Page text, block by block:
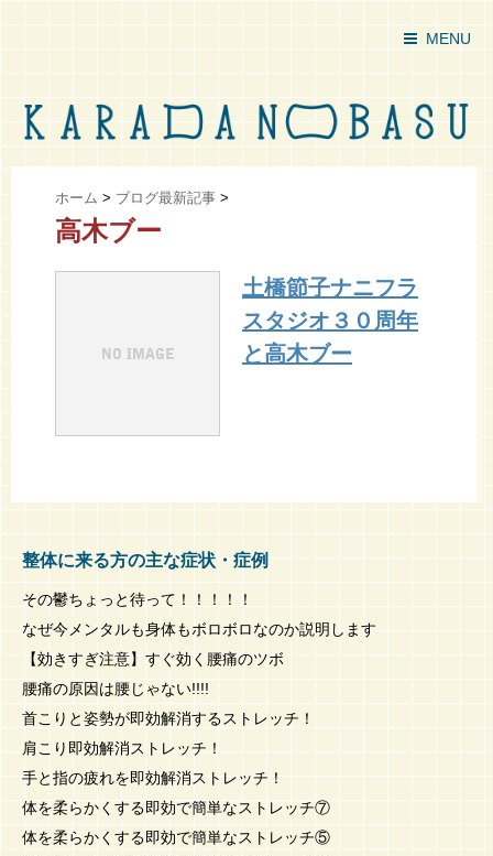
MENU
ホーム > ブログ最新記事 >
高木ブー
土橋節子ナニフラ
スタジオ３０周年
と高木ブー
整体に来る方の主な症状・症例
その鬱ちょっと待って！！！！！
なぜ今メンタルも身体もボロボロなのか説明します
【効きすぎ注意】すぐ効く腰痛のツボ
腰痛の原因は腰じゃない!!!!
首こりと姿勢が即効解消するストレッチ！
肩こり即効解消ストレッチ！
手と指の疲れを即効解消ストレッチ！
体を柔らかくする即効で簡単なストレッチ⑦
体を柔らかくする即効で簡単なストレッチ⑤